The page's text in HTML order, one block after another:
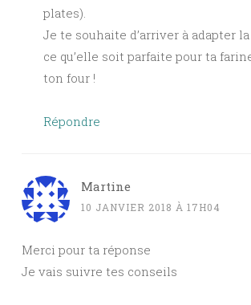
plates).
Je te souhaite d’arriver à adapter
ce qu’elle soit parfaite pour ta
ton four !
Répondre
Martine
10 JANVIER 2018 À 17H04
Merci pour ta réponse
Je vais suivre tes conseils